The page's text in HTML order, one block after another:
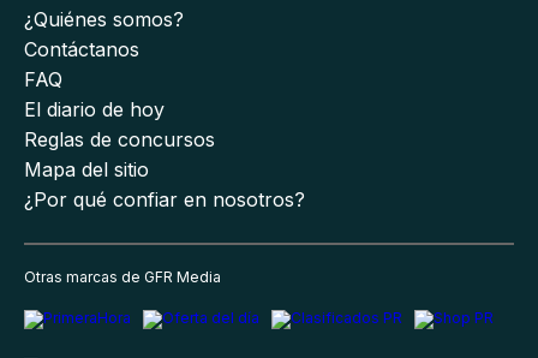
¿Quiénes somos?
Contáctanos
FAQ
El diario de hoy
Reglas de concursos
Mapa del sitio
¿Por qué confiar en nosotros?
Otras marcas de GFR Media